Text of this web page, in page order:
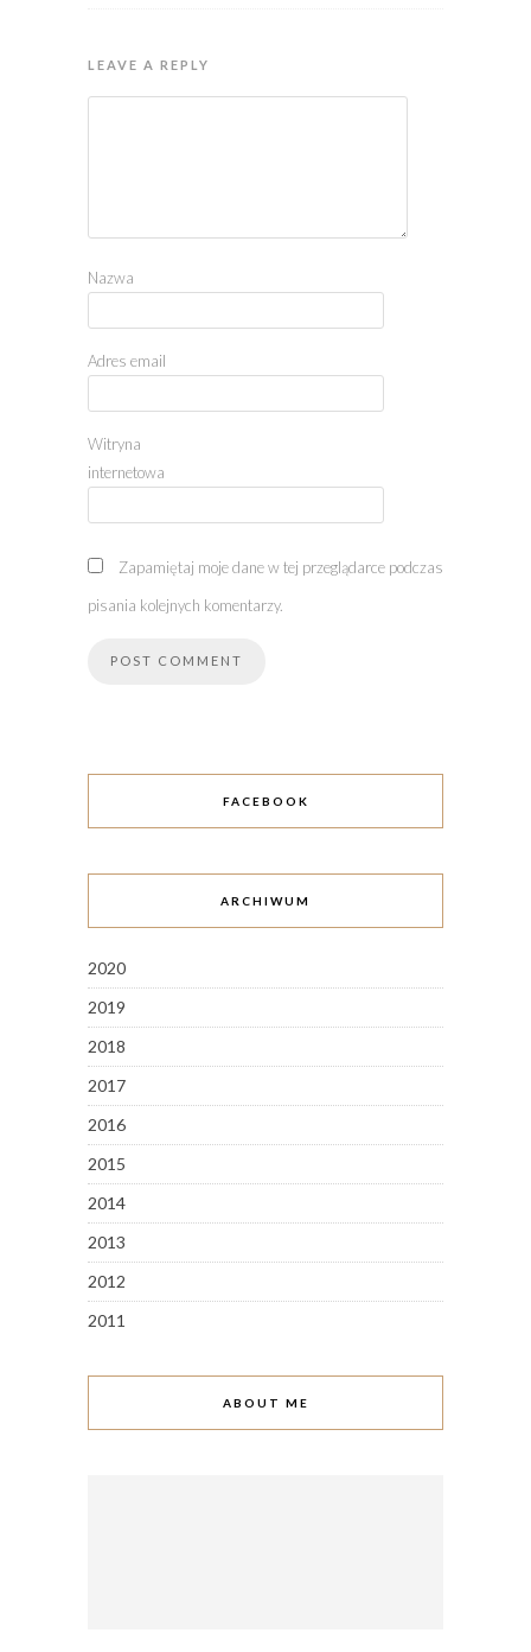
LEAVE A REPLY
Nazwa
Adres email
Witryna
internetowa
Zapamiętaj moje dane w tej przeglądarce podczas
pisania kolejnych komentarzy.
FACEBOOK
ARCHIWUM
2020
2019
2018
2017
2016
2015
2014
2013
2012
2011
ABOUT ME